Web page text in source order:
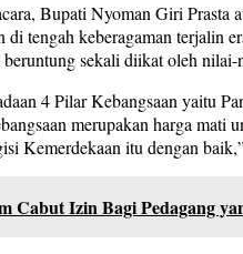
Bupati Nyoman Giri
tengah keberagaman terjalin
sekali diikat oleh
4 Pilar Kebangsaan yaitu
merupakan harga
Kemerdekaan itu dengan
Cabut Izin Bagi Pedagang